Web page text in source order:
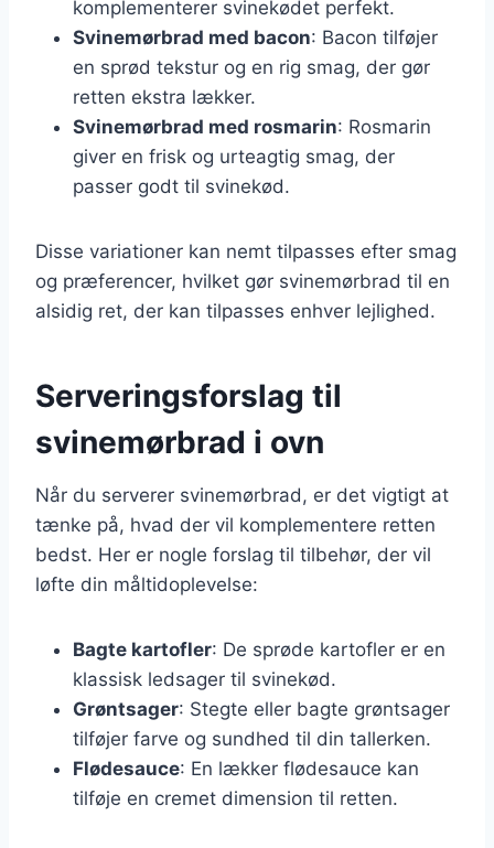
komplementerer svinekødet perfekt.
Svinemørbrad med bacon: Bacon tilføjer
en sprød tekstur og en rig smag, der gør
retten ekstra lækker.
Svinemørbrad med rosmarin: Rosmarin
giver en frisk og urteagtig smag, der
passer godt til svinekød.
Disse variationer kan nemt tilpasses efter smag
og præferencer, hvilket gør svinemørbrad til en
alsidig ret, der kan tilpasses enhver lejlighed.
Serveringsforslag til
svinemørbrad i ovn
Når du serverer svinemørbrad, er det vigtigt at
tænke på, hvad der vil komplementere retten
bedst. Her er nogle forslag til tilbehør, der vil
løfte din måltidoplevelse:
Bagte kartofler: De sprøde kartofler er en
klassisk ledsager til svinekød.
Grøntsager: Stegte eller bagte grøntsager
tilføjer farve og sundhed til din tallerken.
Flødesauce: En lækker flødesauce kan
tilføje en cremet dimension til retten.